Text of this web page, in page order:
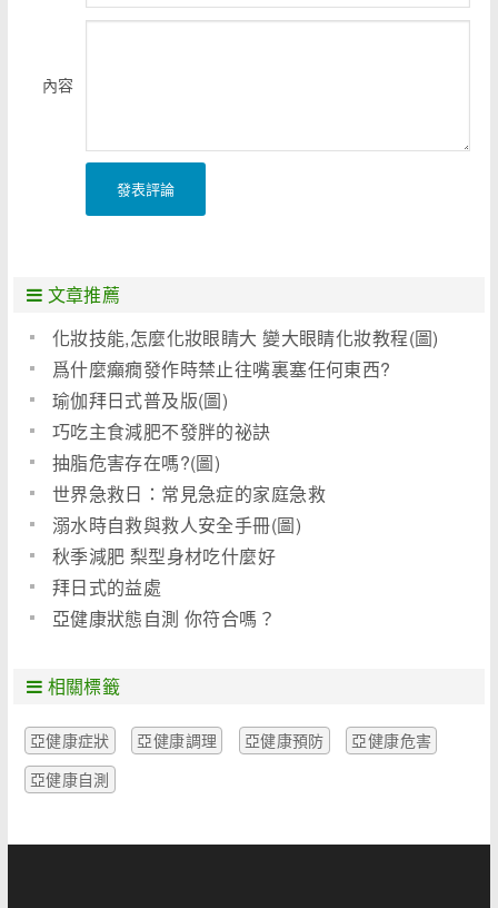
內容
發表評論
文章推薦
化妝技能,怎麼化妝眼睛大 變大眼睛化妝教程(圖)
爲什麼癲癇發作時禁止往嘴裏塞任何東西?
瑜伽拜日式普及版(圖)
巧吃主食減肥不發胖的祕訣
抽脂危害存在嗎?(圖)
世界急救日：常見急症的家庭急救
溺水時自救與救人安全手冊(圖)
秋季減肥 梨型身材吃什麼好
拜日式的益處
亞健康狀態自測 你符合嗎？
相關標籤
亞健康症狀 亞健康調理 亞健康預防
亞健康危害
亞健康自測